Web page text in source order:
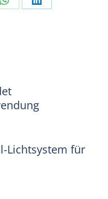
Share Share
Lichtsystem für